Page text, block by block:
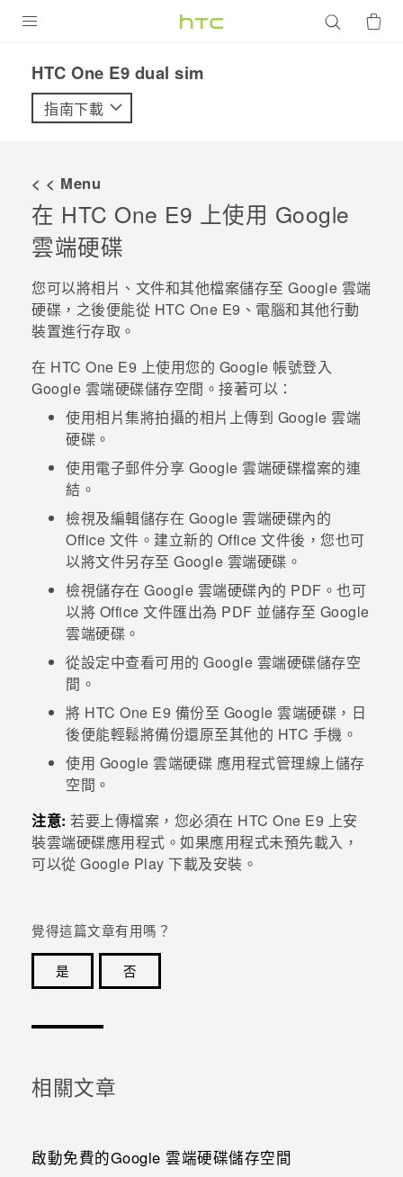
VIVE
配件
VIVERSE
優惠專區
焦點訊息
企業採購
銷售門市
銷售通路
支援服務
VIVELAND
HTC One E9 dual sim‎
指南下載
< < Menu
在 HTC One E9‍ 上使用 Google
雲端硬碟
您可以將相片、文件和其他檔案儲存至 Google 雲端
硬碟 ，之後便能從 HTC One E9‍ 、電腦和其他行動
裝置進行存取。
在 HTC One E9‍ 上使用您的 Google 帳號登入
Google 雲端硬碟儲存空間。接著可以：
使用相片集將拍攝的相片上傳到 Google 雲端
硬碟 。
使用電子郵件分享 Google 雲端硬碟檔案的連
結。
檢視及編輯儲存在 Google 雲端硬碟內的
Office 文件。建立新的 Office 文件後，您也可
以將文件另存至 Google 雲端硬碟 。
檢視儲存在 Google 雲端硬碟內的 PDF。也可
以將 Office 文件匯出為 PDF 並儲存至 Google
雲端硬碟 。
從設定中查看可用的 Google 雲端硬碟儲存空
間。
將 HTC One E9‍ 備份至 Google 雲端硬碟 ，日
後便能輕鬆將備份還原至其他的 HTC 手機。
使用 Google 雲端硬碟 應用程式管理線上儲存
空間。
注意: 若要上傳檔案，您必須在 HTC One E9‍ 上安
裝雲端硬碟應用程式。如果應用程式未預先載入，
可以從 Google Play 下載及安裝。
覺得這篇文章有用嗎？
是
否
相關文章
啟動免費的Google 雲端硬碟儲存空間